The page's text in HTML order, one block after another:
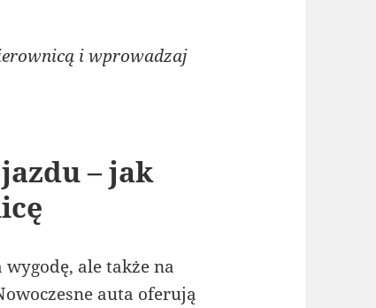
i wprowadzaj
– jak
ale także na
auta oferują